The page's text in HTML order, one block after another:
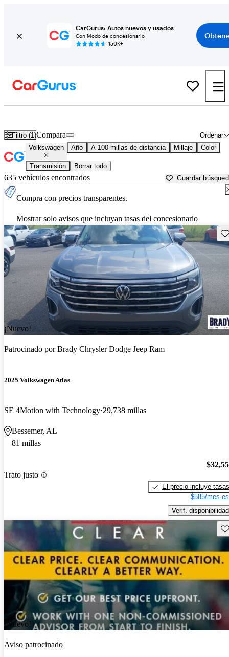
CarGurus: Autos nuevos y usados
Con Modo de concesionario
150K+
Filtro (1) Ordenar
Compara
Volkswagen Año A 100 millas de distancia Millaje Color
Transmisión Borrar todo
635 vehículos encontrados Guardar
Compra con precios transparentes.
Mostrar solo avisos que incluyan tasas del concesionario
¡Nuevo!
Patrocinado porBrady Chrysler Dodge Jeep Ram
2025 Volkswagen Atlas
SE 4Motion with Technology 29,738 millas
Bessemer, AL
81 millas
Trato justo
El precio incluye tasas
$585/mes
Verif. disponibilidad
¡Nuevo!
Aviso patrocinado